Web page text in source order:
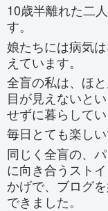
10歳半離れた二
す。
娘たちには病気
えています。
全盲の私は、ほ
目が見えないと
せずに暮らしてい
毎日とても楽しい
同じく全盲の、
に向き合うスト
かげで、ブログ
できました。